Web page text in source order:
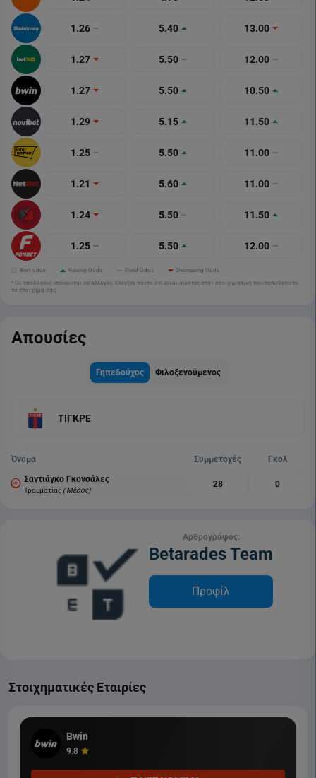
1.26 5.40 13.00
1.27 5.50 12.00
1.27 5.50 10.50
1.29 5.15 11.50
1.25 5.50 11.00
1.21 5.60 11.00
1.24 5.50 11.50
1.25 5.50 12.00
Best odds Raising Odds Fixed Odds
Decreasing Odds
* Οι αποδόσεις υπόκεινται σε αλλαγές. Ελέγξτε πάντα ότι είναι σωστές στην στοιχηματική που τοποθετείτε
το στοίχημα σας.
Απουσίες
Γηπεδούχος Φιλοξενούμενος
ΤΙΓΚΡΕ
Όνομα Συμμετοχές
Γκολ
Σαντιάγκο Γκονσάλες
Τραυματίας ( Μέσος)
28 0
Αρθρογράφος:
Betarades Team
Προφίλ
Στοιχηματικές Εταιρίες
Bwin
9.8